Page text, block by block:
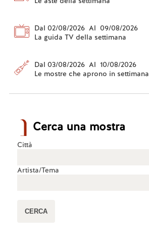
Dal 02/08/2026 Al 09/08/2026
La guida TV della settimana
Dal 03/08/2026 Al 10/08/2026
Le mostre che aprono in settimana
Cerca una mostra
Città
Artista/Tema